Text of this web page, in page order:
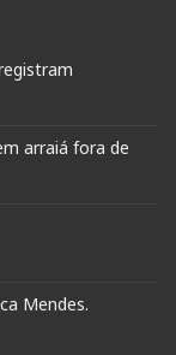
arraiá fora de
Mendes.